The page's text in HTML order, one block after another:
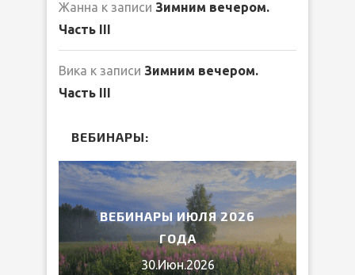
Жанна к записи Зимним вечером.
Часть III
Вика к записи Зимним вечером.
Часть III
ВЕБИНАРЫ:
ВЕБИНАРЫ ИЮЛЯ 2026
ГОДА
30.Июн.2026